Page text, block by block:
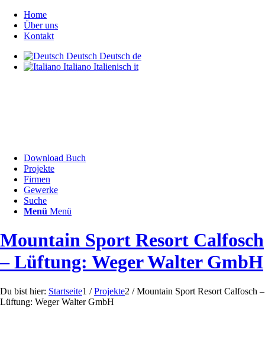
Home
Über uns
Kontakt
Deutsch Deutsch de
Italiano Italienisch it
Download Buch
Projekte
Firmen
Gewerke
Suche
Menü Menü
Mountain Sport Resort Calfosch
– Lüftung: Weger Walter GmbH
Du bist hier: Startseite1 / Projekte2 / Mountain Sport Resort Calfosch –
Lüftung: Weger Walter GmbH